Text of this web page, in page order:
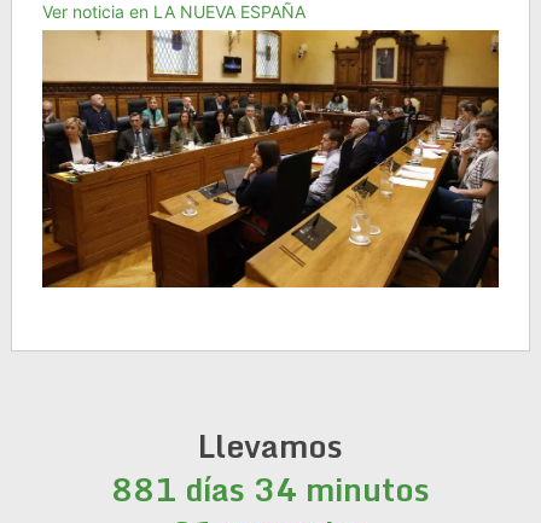
Ver noticia en LA NUEVA ESPAÑA
Llevamos
881 días 34 minutos